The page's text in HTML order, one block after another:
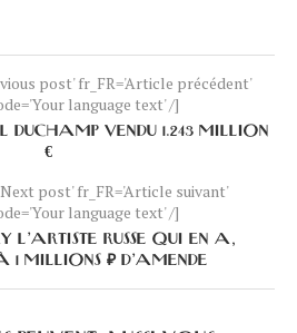
post' fr_FR='Article précédent'
language text' /]
DUCHAMP VENDU 1.243 MILLION
€
post' fr_FR='Article suivant'
language text' /]
L’ARTISTE RUSSE QUI EN A,
MILLIONS ₽ D’AMENDE